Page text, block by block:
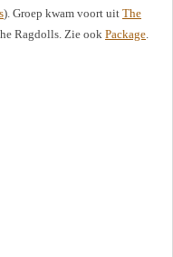
). Groep kwam voort uit The
Ragdolls. Zie ook Package.